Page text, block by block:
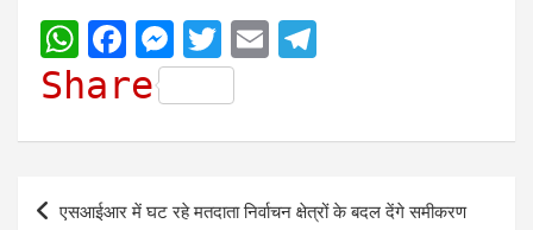
W
h
t
s
F
a
e
b
M
e
s
s
e
T
w
i
t
E
i
l
e
g
Share
Post
एसआईआर में घट रहे मतदाता निर्वाचन क्षेत्रों के बदल देंगे समीकरण